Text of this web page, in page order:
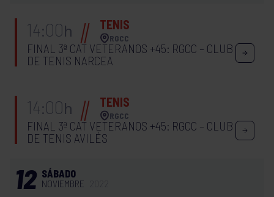
14:00h TENIS
RGCC
FINAL 3ª CAT VETERANOS +45: RGCC – CLUB
DE TENIS NARCEA
14:00h TENIS
RGCC
FINAL 3ª CAT VETERANOS +45: RGCC – CLUB
DE TENIS AVILÉS
12 SÁBADO
NOVIEMBRE